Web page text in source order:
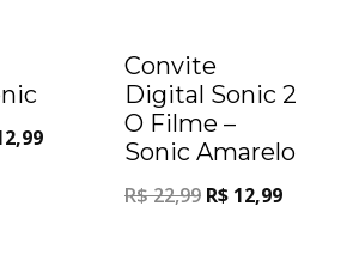
Convite
Digital Sonic 2
O Filme –
Sonic Amarelo
R$22,99 R$ 12,99